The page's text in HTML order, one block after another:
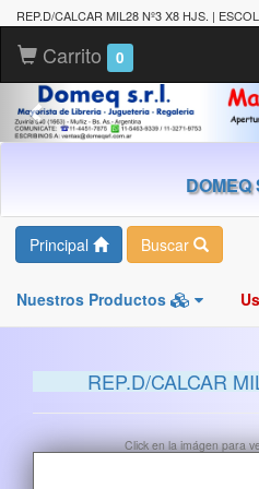
REP.D/CALCAR MIL28 Nº3 X8 HJS. |
Carrito 0
DOMEQ
Principal Buscar
Nuestros Productos
REP.D/CALCAR
Click en la imágen para